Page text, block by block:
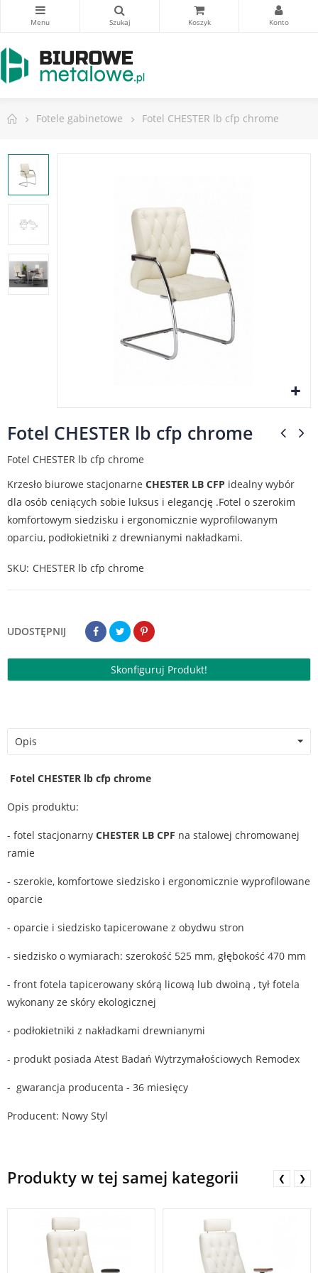
Fotele gabinetowe Fotel CHESTER lb cfp chrome
Fotel CHESTER lb cfp chrome
Fotel CHESTER lb cfp chrome
Krzesło biurowe stacjonarne CHESTER LB CFP idealny wybór
dla osób ceniących sobie luksus i elegancję .Fotel o szerokim
komfortowym siedzisku i ergonomicznie wyprofilowanym
oparciu, podłokietniki z drewnianymi nakładkami.
SKU CHESTER lb cfp chrome
UDOSTĘPNIJ
Skonfiguruj Produkt!
Opis
Fotel CHESTER lb cfp chrome
Opis produktu:
- fotel stacjonarny CHESTER LB CPF na stalowej chromowanej
ramie
- szerokie, komfortowe siedzisko i ergonomicznie wypro­filowane
oparcie
- oparcie i siedzisko tapicerowane z obydwu stron
- siedzisko o wymiarach: szerokość 525 mm, głębokość 470 mm
- front fotela tapicerowany skórą licową lub dwoiną , tył fotela
wykonany ze skóry ekologicznej
- podłokietniki z nakładkami drewnianymi
- produkt posiada Atest Badań Wytrzymałościowych Remodex
- gwarancja producenta - 36 miesięcy
Producent: Nowy Styl
Produkty w tej samej kategorii ❮ ❯